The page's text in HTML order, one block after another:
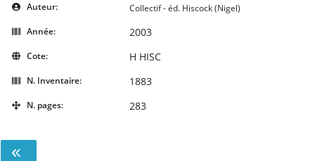
Auteur:
Collectif - éd. Hiscock (Nigel)
Année:
2003
Cote: H HISC
N. Inventaire: 1883
N. pages: 283